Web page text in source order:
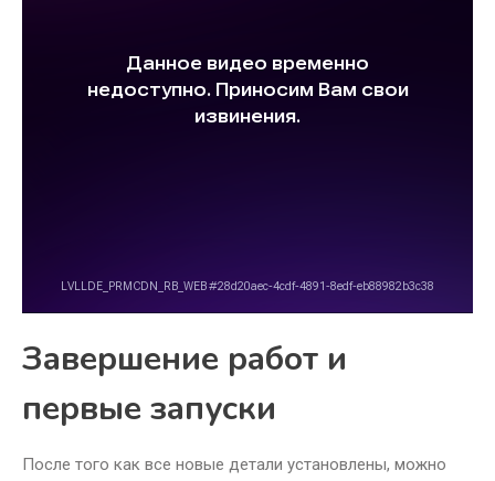
Завершение работ и
первые запуски
После того как все новые детали установлены, можно